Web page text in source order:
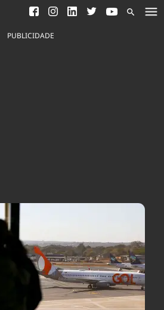
Saneamento
Indicadores
Política
Saúde
Tempo
PUBLICIDADE